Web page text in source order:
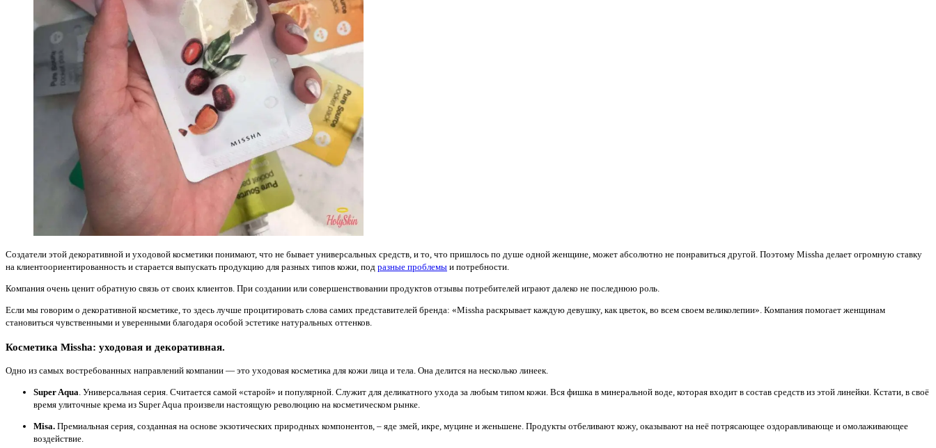
Создатели этой декоративной и уходовой косметики понимают, что не бывает универсальных средств, и то, что пришлось по душе одной женщине, может абсолютно не понравиться другой. Поэтому Missha делает огромную ставку
на клиентоориентированность и старается выпускать продукцию для разных типов кожи, под разные проблемы и потребности.
Компания очень ценит обратную связь от своих клиентов. При создании или совершенствовании продуктов отзывы потребителей играют далеко не последнюю роль.
Если мы говорим о декоративной косметике, то здесь лучше процитировать слова самих представителей бренда: «Missha раскрывает каждую девушку, как цветок, во всем своем великолепии». Компания помогает женщинам
становиться чувственными и уверенными благодаря особой эстетике натуральных оттенков.
Косметика Missha: уходовая и декоративная.
Одно из самых востребованных направлений компании — это уходовая косметика для кожи лица и тела. Она делится на несколько линеек.
Super Aqua. Универсальная серия. Считается самой «старой» и популярной. Служит для деликатного ухода за любым типом кожи. Вся фишка в минеральной воде, которая входит в состав средств из этой линейки. Кстати, в своё
время улиточные крема из Super Aqua произвели настоящую революцию на косметическом рынке.
Misa. Премиальная серия, созданная на основе экзотических природных компонентов, – яде змей, икре, муцине и женьшене. Продукты отбеливают кожу, оказывают на неё потрясающее оздоравливающе и омолаживающее
воздействие.